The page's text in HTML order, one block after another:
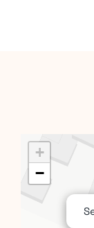
+
−